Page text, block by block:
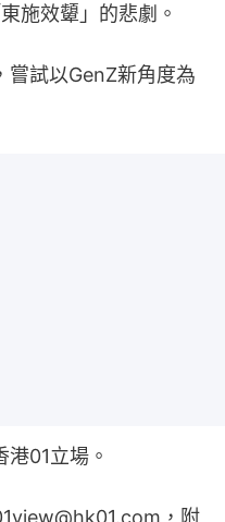
施效顰」的悲劇。
嘗試以GenZ新角度為
01立場。
，附